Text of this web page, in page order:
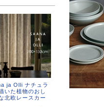
ja Olli ナチュラ
いた植物のおし
北欧レースカー